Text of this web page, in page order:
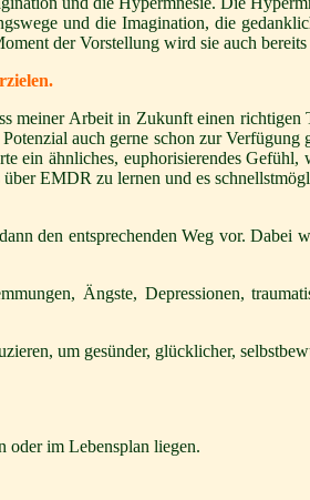
und die Imagination, die
der Vorstellung wird sie auch
meiner Arbeit in Zukunft einen richtigen
auch gerne schon zur Verfügung
ein ähnliches, euphorisierendes Gefühl,
EMDR zu lernen und es
den entsprechenden Weg vor. Dabei
Ängste, Depressionen,
um gesünder, glücklicher,
oder im Lebensplan liegen.